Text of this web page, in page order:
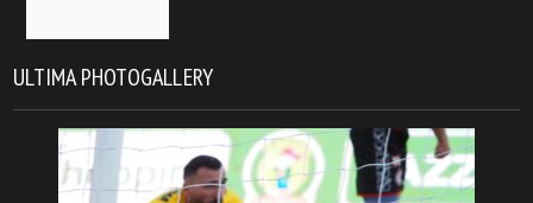
ULTIMA PHOTOGALLERY